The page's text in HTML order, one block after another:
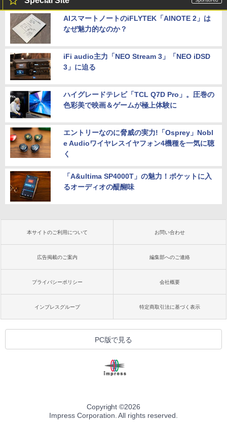
AIスマートノートのiFLYTEK「AINOTE 2」は
なぜ魅力的なのか？
iFi audio主力「NEO Stream 3」「NEO iDSD
3」に迫る
ハイグレードテレビ「TCL Q7D Pro」。圧巻の
色彩美で映画＆ゲームが極上体験に
エントリーなのに脅威の実力!「Osprey」Nobl
e Audioワイヤレスイヤフォン4機種を一気に聴
く
「A&ultima SP4000T」の魅力！ポケットに入
るオーディオの醍醐味
本サイトのご利用について お問い合わせ
広告掲載のご案内 編集部へのご連絡
プライバシーポリシー 会社概要
インプレスグループ 特定商取引法に基づく表示
PC版で見る
Copyright ©2026
Impress Corporation. All rights reserved.